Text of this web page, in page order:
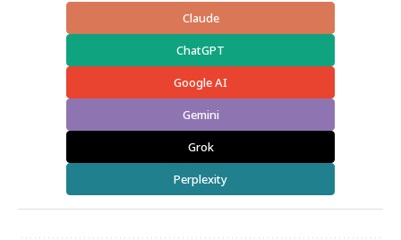
Claude
ChatGPT
Google AI
Gemini
Grok
Perplexity